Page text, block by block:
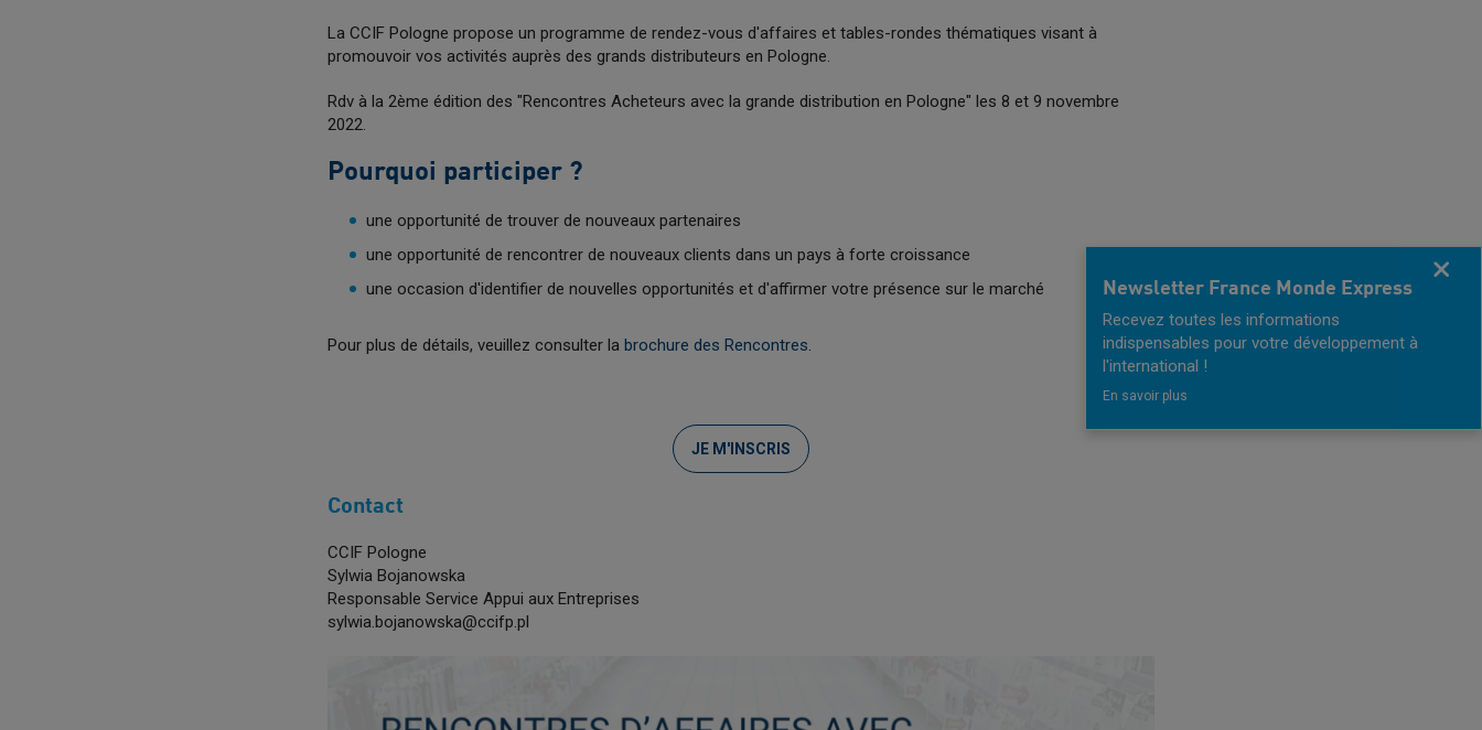
La CCIF Pologne propose un programme de rendez-vous d'affaires et tables-rondes thématiques visant à
promouvoir vos activités auprès des grands distributeurs en Pologne.
Rdv à la 2ème édition des "Rencontres Acheteurs avec la grande distribution en Pologne" les 8 et 9 novembre
2022.
Pourquoi participer ?
une opportunité de trouver de nouveaux partenaires
une opportunité de rencontrer de nouveaux clients dans un pays à forte croissance
une occasion d'identifier de nouvelles opportunités et d'affirmer votre présence sur le marché
Pour plus de détails, veuillez consulter la brochure des Rencontres.
JE M'INSCRIS
Contact
CCIF Pologne
Sylwia Bojanowska
Responsable Service Appui aux Entreprises
sylwia.bojanowska@ccifp.pl
Newsletter France Monde Express
Recevez toutes les informations
indispensables pour votre développement à
l'international !
En savoir plus